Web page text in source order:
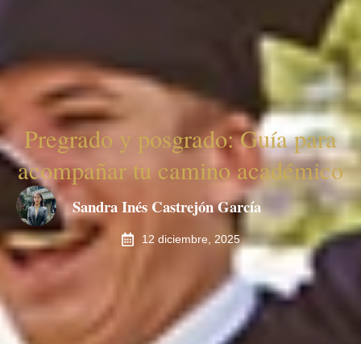
Pregrado y posgrado: Guía para
acompañar tu camino académico
Sandra Inés Castrejón García
12 diciembre, 2025